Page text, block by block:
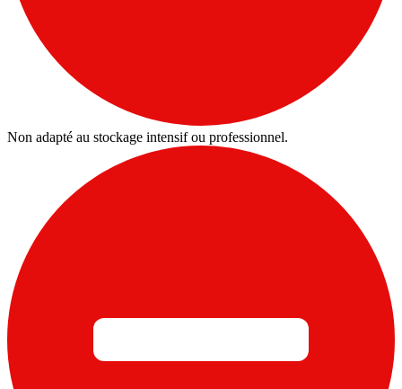
Non adapté au stockage intensif ou professionnel.